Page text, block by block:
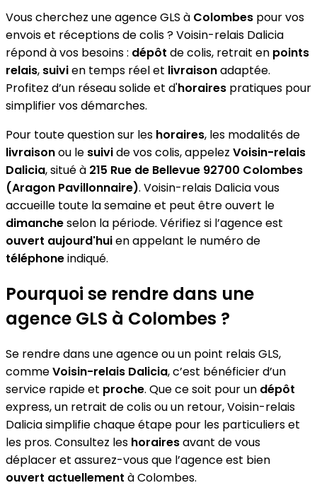
Vous cherchez une agence GLS à Colombes pour vos
envois et réceptions de colis ? Voisin-relais Dalicia
répond à vos besoins : dépôt de colis, retrait en points
relais, suivien temps réel et livraisonadaptée.
Profitez d’un réseau solide et d'horaires pratiques pour
simplifier vos démarches.
Pour toute question sur les horaires, les modalités de
livraisonou le suivide vos colis, appelez Voisin-relais
Dalicia, situé à 215 Rue de Bellevue 92700 Colombes
(Aragon Pavillonnaire). Voisin-relais Dalicia vous
accueille toute la semaine et peut être ouvert le
dimancheselon la période. Vérifiez si l’agence est
ouvert aujourd'huien appelant le numéro de
téléphoneindiqué.
Pourquoi se rendre dans une
agence GLS à Colombes ?
Se rendre dans une agence ou un point relais GLS,
commeVoisin-relais Dalicia, c’est bénéficier d’un
service rapide et proche. Que ce soit pour un dépôt
express, un retrait de colis ou un retour, Voisin-relais
Dalicia simplifie chaque étape pour les particuliers et
les pros. Consultez les horairesavant de vous
déplacer et assurez-vous que l’agence est bien
ouvert actuellement à Colombes.